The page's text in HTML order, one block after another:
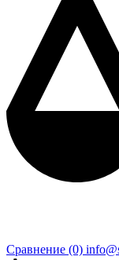
Сравнение (0)